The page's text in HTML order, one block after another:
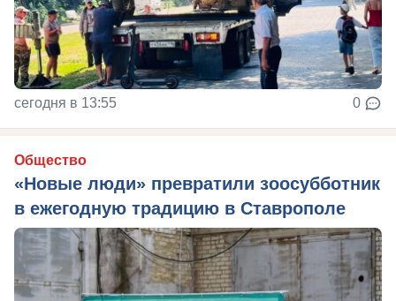
сегодня в 13:55 0
Общество
«Новые люди» превратили зоосубботник
в ежегодную традицию в Ставрополе